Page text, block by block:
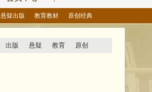
悬疑出版 教育教材 原创经典
出版 悬疑 教育 原创